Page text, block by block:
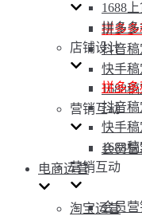
拼多
抖音
快手
1688
营销互动
会员
电商运营
淘宝运营
1688
拼多
店铺设计
拼多
抖音
快手
1688
营销互动
会员